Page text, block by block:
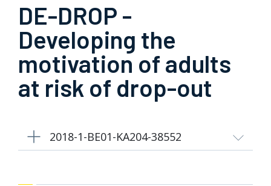
DE-DROP -
Developing the
motivation of adults
at risk of drop-out
2018-1-BE01-KA204-38552